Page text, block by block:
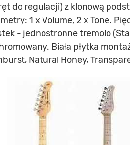
do regulacji) z klonową
1 x Volume, 2 x Tone.
- jednostronne tremolo
Biała płytka
Natural Honey,